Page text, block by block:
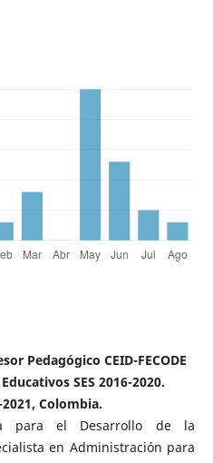
Pedagógico CEID-FECODE
SES 2016-2020.
Colombia.
para el Desarrollo de la
en Administración para